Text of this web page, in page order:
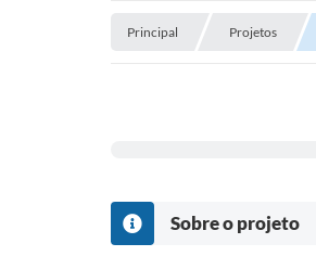
Principal Projetos
Sobre o projeto